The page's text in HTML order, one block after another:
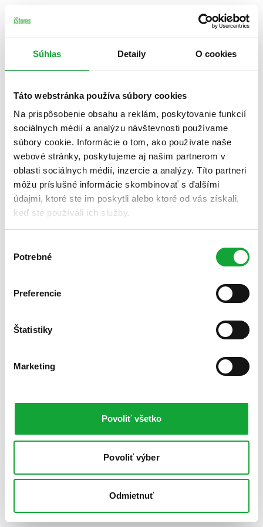
Súhlas Detaily O cookies
Táto webstránka používa súbory cookies
Na prispôsobenie obsahu a reklám, poskytovanie funkcií
sociálnych médií a analýzu návštevnosti používame
súbory cookie. Informácie o tom, ako používate naše
webové stránky, poskytujeme aj našim partnerom v
oblasti sociálnych médií, inzercie a analýzy. Títo partneri
môžu príslušné informácie skombinovať s ďalšími
údajmi, ktoré ste im poskytli alebo ktoré od vás získali,
keď ste používali ich služby.
súhlasu
Potrebné
Preferencie
Štatistiky
Marketing
Povoliť všetko
Povoliť výber
Odmietnuť